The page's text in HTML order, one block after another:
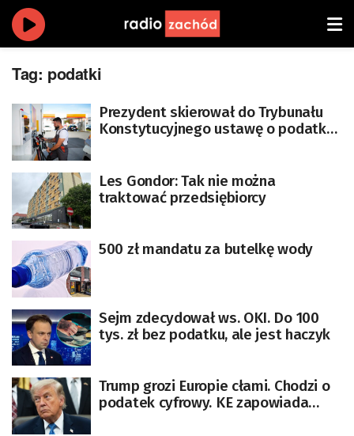
Tag: podatki
Prezydent skierował do Trybunału
Konstytucyjnego ustawę o podatku
Les Gondor: Tak nie można
traktować przedsiębiorcy
500 zł mandatu za butelkę wody
Sejm zdecydował ws. OKI. Do 100
tys. zł bez podatku, ale jest haczyk
Trump grozi Europie cłami. Chodzi o
podatek cyfrowy. KE zapowiada